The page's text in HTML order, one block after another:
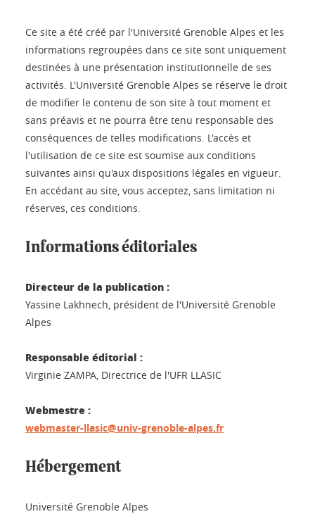
Ce site a été créé par l'Université Grenoble Alpes et les
informations regroupées dans ce site sont uniquement
destinées à une présentation institutionnelle de ses
activités. L'Université Grenoble Alpes se réserve le droit
de modifier le contenu de son site à tout moment et
sans préavis et ne pourra être tenu responsable des
conséquences de telles modifications. L'accès et
l'utilisation de ce site est soumise aux conditions
suivantes ainsi qu'aux dispositions légales en vigueur.
En accédant au site, vous acceptez, sans limitation ni
réserves, ces conditions.
Informations éditoriales
Directeur de la publication :
Yassine Lakhnech, président de l'Université Grenoble
Alpes
Responsable éditorial :
Virginie ZAMPA, Directrice de l'UFR LLASIC
Webmestre :
webmaster-llasic@univ-grenoble-alpes.fr
Hébergement
Université Grenoble Alpes